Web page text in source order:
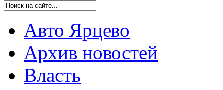
Авто Ярцево
Архив новостей
Власть